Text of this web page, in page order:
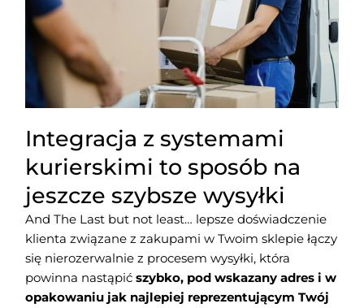
Integracja z systemami
kurierskimi to sposób na
jeszcze szybsze wysyłki
And The Last but not least… lepsze doświadczenie
klienta związane z zakupami w Twoim sklepie łączy
się nierozerwalnie z procesem wysyłki, która
powinna nastąpić szybko, pod wskazany adres i w
opakowaniu jak najlepiej reprezentującym Twój